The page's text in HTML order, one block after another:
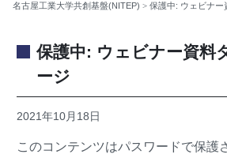
名古屋工業大学共創基盤(NITEP) > 保護中: ウェビナー
保護中: ウェビナー資料
ージ
2021年10月18日
このコンテンツはパスワードで保護